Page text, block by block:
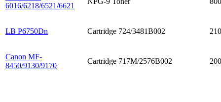
6016/6218/6521/6621
LB P6750Dn Cartridge 724/3481B002
Canon MF-
8450/9130/9170
Cartridge 717М/2576B002